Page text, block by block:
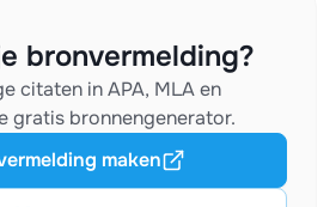
bronvermelding?
citaten in APA, MLA en
gratis bronnengenerator.
maken